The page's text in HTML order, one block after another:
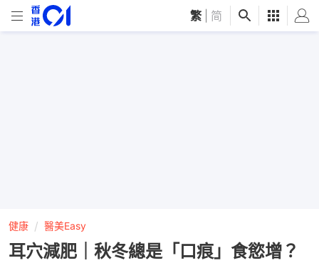
繁 简
健康 醫美Easy
耳穴減肥｜秋冬總是「口痕」食慾增？